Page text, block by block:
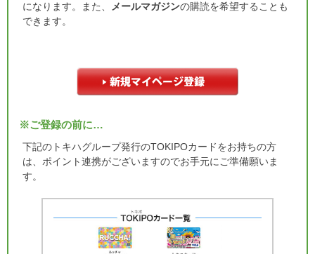
になります。また、
メールマガジンの購読を希望することも
できます。
※ご登録の前に…
下記のトキハグループ発行のTOKIPOカードをお持ちの方
は、ポイント連携がございますのでお手元にご準備願いま
す。